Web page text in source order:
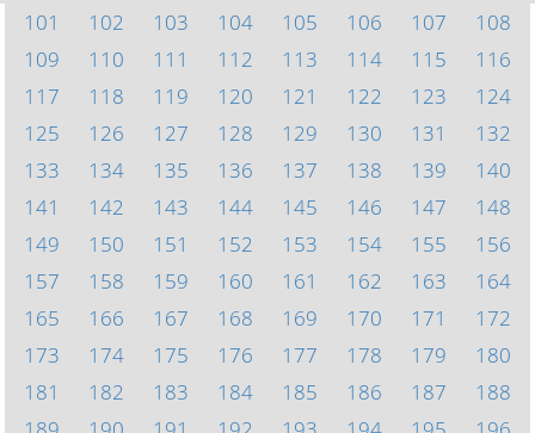
101
102 103 104 105 106 107
108
109
110 111 112 113 114 115
116
117
118 119 120 121 122 123
124
125
126 127 128 129 130 131
132
133
134 135 136 137 138 139
140
141
142 143 144 145 146 147
148
149
150 151 152 153 154 155
156
157
158 159 160 161 162 163
164
165
166 167 168 169 170 171
172
173
174 175 176 177 178 179
180
181
182 183 184 185 186 187
188